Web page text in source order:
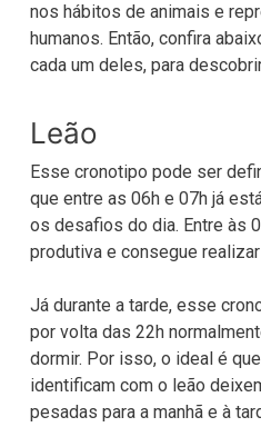
nos hábitos de animais e
humanos. Então, confira
cada um deles, para
Leão
Esse cronotipo pode ser
que entre as 06h e 07h já
os desafios do dia. Entre às
produtiva e consegue
Já durante a tarde, esse
por volta das 22h
dormir. Por isso, o ideal é
identificam com o leão
pesadas para a manhã e à